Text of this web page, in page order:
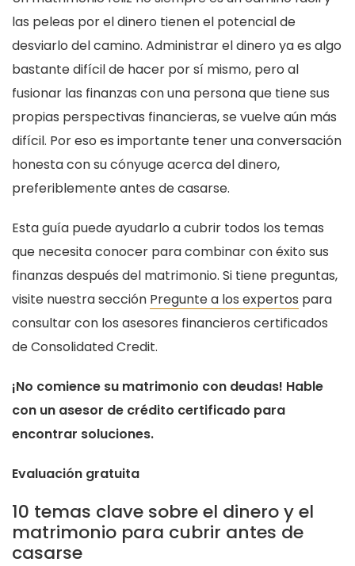
las peleas por el dinero tienen el potencial de
desviarlo del camino. Administrar el dinero ya es algo
bastante difícil de hacer por sí mismo, pero al
fusionar las finanzas con una persona que tiene sus
propias perspectivas financieras, se vuelve aún más
difícil. Por eso es importante tener una conversación
honesta con su cónyuge acerca del dinero,
preferiblemente antes de casarse.
Esta guía puede ayudarlo a cubrir todos los temas
que necesita conocer para combinar con éxito sus
finanzas después del matrimonio. Si tiene preguntas,
visite nuestra sección Pregunte a los expertos para
consultar con los asesores financieros certificados
de Consolidated Credit.
¡No comience su matrimonio con deudas! Hable
con un asesor de crédito certificado para
encontrar soluciones.
Evaluación gratuita
10 temas clave sobre el dinero y el
matrimonio para cubrir antes de
casarse